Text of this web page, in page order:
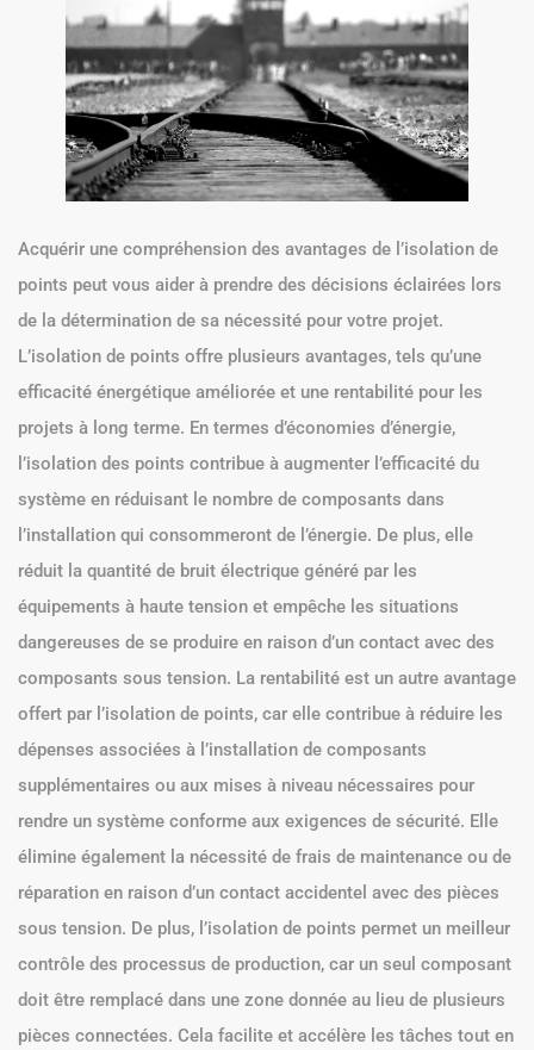
Acquérir une compréhension des avantages de l’isolation de
points peut vous aider à prendre des décisions éclairées lors
de la détermination de sa nécessité pour votre projet.
L’isolation de points offre plusieurs avantages, tels qu’une
efficacité énergétique améliorée et une rentabilité pour les
projets à long terme. En termes d’économies d’énergie,
l’isolation des points contribue à augmenter l’efficacité du
système en réduisant le nombre de composants dans
l’installation qui consommeront de l’énergie. De plus, elle
réduit la quantité de bruit électrique généré par les
équipements à haute tension et empêche les situations
dangereuses de se produire en raison d’un contact avec des
composants sous tension. La rentabilité est un autre avantage
offert par l’isolation de points, car elle contribue à réduire les
dépenses associées à l’installation de composants
supplémentaires ou aux mises à niveau nécessaires pour
rendre un système conforme aux exigences de sécurité. Elle
élimine également la nécessité de frais de maintenance ou de
réparation en raison d’un contact accidentel avec des pièces
sous tension. De plus, l’isolation de points permet un meilleur
contrôle des processus de production, car un seul composant
doit être remplacé dans une zone donnée au lieu de plusieurs
pièces connectées. Cela facilite et accélère les tâches tout en